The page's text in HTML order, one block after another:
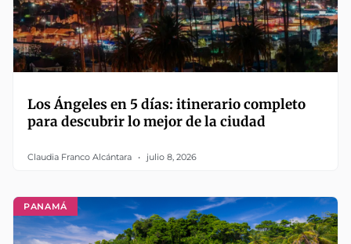
Los Ángeles en 5 días: itinerario completo
para descubrir lo mejor de la ciudad
Claudia Franco Alcántara julio 8, 2026
PANAMÁ